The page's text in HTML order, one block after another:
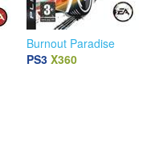
Burnout Paradise
PS3 X360